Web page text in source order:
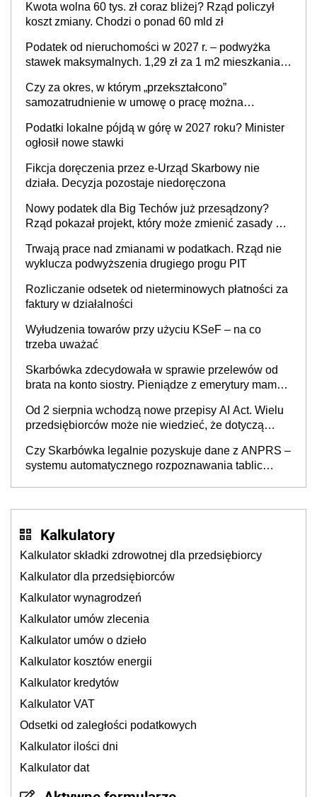
Kwota wolna 60 tys. zł coraz bliżej? Rząd policzył
koszt zmiany. Chodzi o ponad 60 mld zł
Podatek od nieruchomości w 2027 r. – podwyżka
stawek maksymalnych. 1,29 zł za 1 m2 mieszkania,
prowadzeniem działalności gospodarczej
Czy za okres, w którym „przekształcono”
samozatrudnienie w umowę o pracę można
cywilnoprawnej jedynym racjonalnym wyjściem
Podatki lokalne pójdą w górę w 2027 roku? Minister
ogłosił nowe stawki
Fikcja doręczenia przez e-Urząd Skarbowy nie
działa. Decyzja pozostaje niedoręczona
Nowy podatek dla Big Techów już przesądzony?
Rząd pokazał projekt, który może zmienić zasady gry
Trwają prace nad zmianami w podatkach. Rząd nie
wyklucza podwyższenia drugiego progu PIT
Rozliczanie odsetek od nieterminowych płatności za
faktury w działalności
Wyłudzenia towarów przy użyciu KSeF – na co
trzeba uważać
Skarbówka zdecydowała w sprawie przelewów od
brata na konto siostry. Pieniądze z emerytury mamy
będzie
Od 2 sierpnia wchodzą nowe przepisy AI Act. Wielu
przedsiębiorców może nie wiedzieć, że dotyczą
Czy Skarbówka legalnie pozyskuje dane z ANPRS –
systemu automatycznego rozpoznawania tablic
Kalkulatory
Kalkulator składki zdrowotnej dla przedsiębiorcy
Kalkulator dla przedsiębiorców
Kalkulator wynagrodzeń
Kalkulator umów zlecenia
Kalkulator umów o dzieło
Kalkulator kosztów energii
Kalkulator kredytów
Kalkulator VAT
Odsetki od zaległości podatkowych
Kalkulator ilości dni
Kalkulator dat